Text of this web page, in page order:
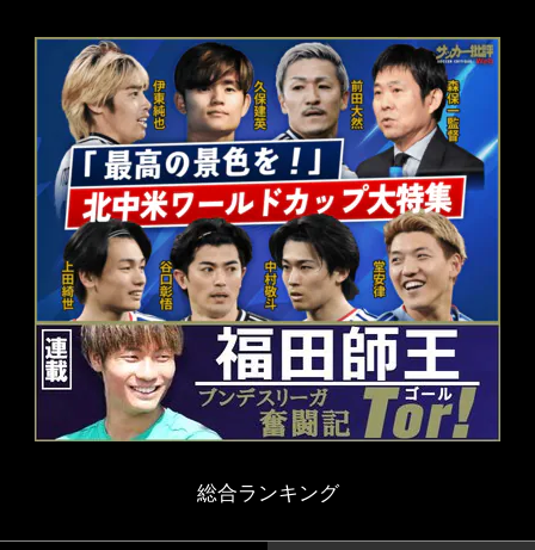
総合ランキング